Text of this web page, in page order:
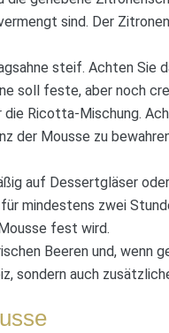
sind. Der
steif. Achten Sie
soll feste, aber noch
Ricotta-Mischung.
der Mousse zu
auf Dessertgläser
mindestens zwei
fest wird.
Beeren und, wenn
sondern auch